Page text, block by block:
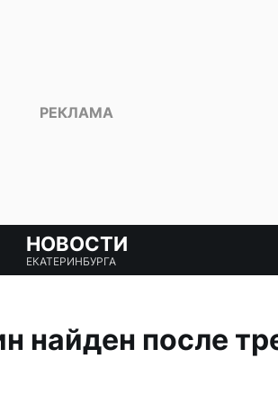
НОВОСТИ
ЕКАТЕРИНБУРГА
найден после